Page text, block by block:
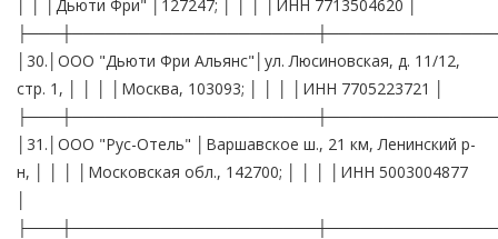
│ │ │Дьюти Фри" │127247; │ │ │ │ИНН 7713504620 │
│30.│ООО "Дьюти Фри Альянс"│ул. Люсиновская, д. 11/12,
стр. 1, │ │ │ │Москва, 103093; │ │ │ │ИНН 7705223721 │
│31.│ООО "Рус-Отель" │Варшавское ш., 21 км, Ленинский р-
н, │ │ │ │Московская обл., 142700; │ │ │ │ИНН 5003004877